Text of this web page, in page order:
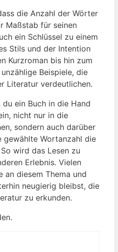
die Anzahl der Wörter
Maßstab für seinen
ein Schlüssel zu einem
Stils und der Intention
Kurzroman bis hin zum
Beispiele, die
Literatur verdeutlichen.
ein Buch in die Hand
nicht nur in die
sondern auch darüber
gewählte Wortanzahl die
wird das Lesen zu
Erlebnis. Vielen
an diesem Thema und
neugierig bleibst, die
zu erkunden.